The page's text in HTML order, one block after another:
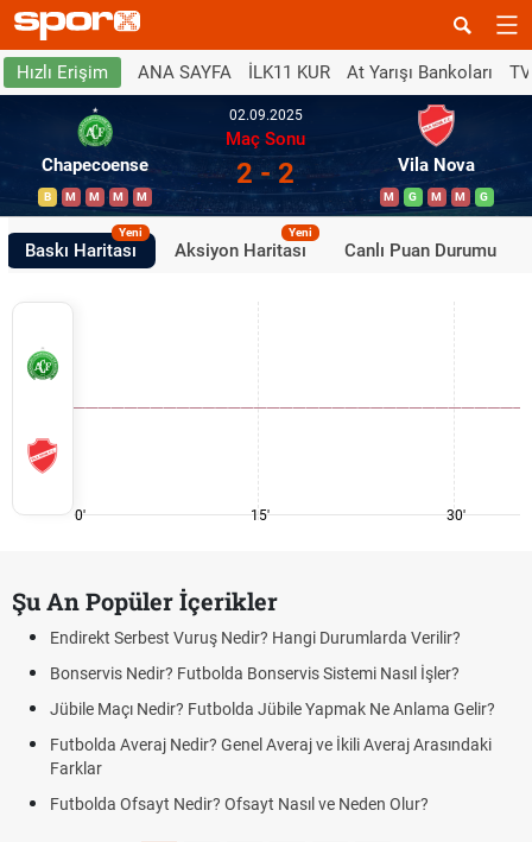
Hızlı Erişim ANA SAYFA İLK11 KUR At Yarışı Bankoları
Chapecoense
B M M M M
02.09.2025
Maç Sonu
2 - 2 Vila Nova
M G M M G
Baskı Haritası
Yeni
Aksiyon Haritası
Yeni
Canlı Puan Durumu
0' 15' 30'
Şu An Popüler İçerikler
Endirekt Serbest Vuruş Nedir? Hangi Durumlarda Verilir?
Bonservis Nedir? Futbolda Bonservis Sistemi Nasıl İşler?
Jübile Maçı Nedir? Futbolda Jübile Yapmak Ne Anlama Gelir?
Futbolda Averaj Nedir? Genel Averaj ve İkili Averaj Arasındaki
Farklar
Futbolda Ofsayt Nedir? Ofsayt Nasıl ve Neden Olur?